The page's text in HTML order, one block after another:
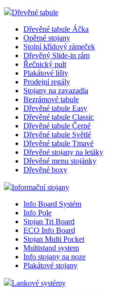
Dřevěné tabule
Dřevěné tabule Áčka
Opěrné stojany
Stolní křídový rámeček
Dřevěný Slide-in rám
Řečnický pult
Plakátové lišty
Prodejní regály
Stojany na zavazadla
Bezrámové tabule
Dřevěné tabule Easy
Dřevěné tabule Classic
Dřevěné tabule Černé
Dřevěné tabule Světlé
Dřevěné tabule Tmavé
Dřevěné stojany na letáky
Dřevěné menu stojánky
Dřevěné boxy
Informační stojany
Info Board Systém
Info Pole
Stojan Tri Board
ECO Info Board
Stojan Multi Pocket
Multistand system
Info stojany na noze
Plakátové stojany
Lankové systémy